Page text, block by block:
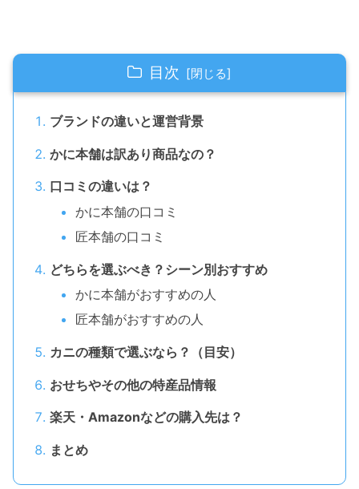
目次
ブランドの違いと運営背景
かに本舗は訳あり商品なの？
口コミの違いは？
かに本舗の口コミ
匠本舗の口コミ
どちらを選ぶべき？シーン別おすすめ
かに本舗がおすすめの人
匠本舗がおすすめの人
カニの種類で選ぶなら？（目安）
おせちやその他の特産品情報
楽天・Amazonなどの購入先は？
まとめ